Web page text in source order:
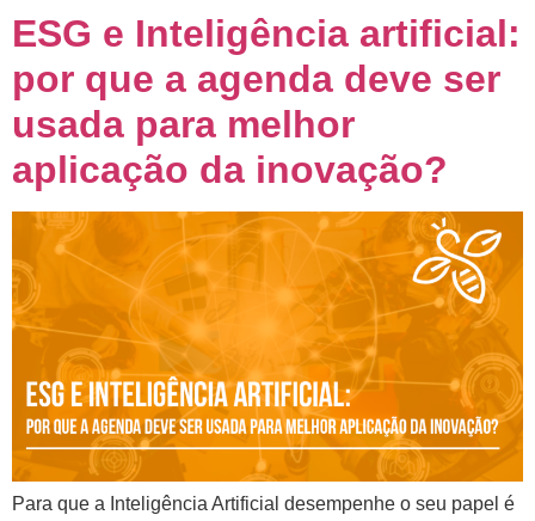
ESG e Inteligência artificial:
por que a agenda deve ser
usada para melhor
aplicação da inovação?
Para que a Inteligência Artificial desempenhe o seu papel é